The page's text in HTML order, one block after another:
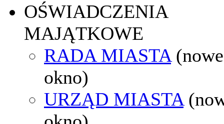
OŚWIADCZENIA
MAJĄTKOWE
RADA MIASTA (nowe
okno)
URZĄD MIASTA